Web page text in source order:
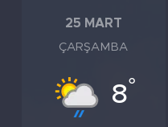
25 MART
ÇARŞAMBA
8°